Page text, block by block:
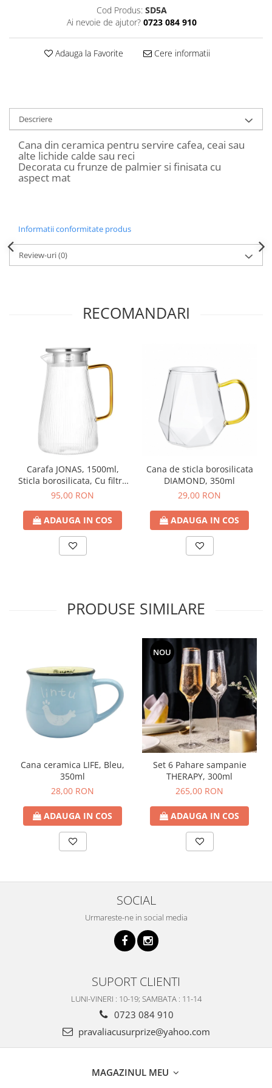
Sweet Wonderland
Crengute Decorative
Decoratiuni Muzicale
Felicitari, Cutii si Pungi de Cadou
Cod Produs: SD5A
Ai nevoie de ajutor? 0723 084 910
Adauga la Favorite Cere informatii
Descriere
Cana din ceramica pentru servire cafea, ceai sau
alte lichide calde sau reci
Decorata cu frunze de palmier si finisata cu
aspect mat
Informatii conformitate produs
Review-uri(0)
RECOMANDARI
Carafa JONAS, 1500ml,
Sticla borosilicata, Cu filtru
si capac
95,00 RON
ADAUGA IN COS
Cana de sticla borosilicata
DIAMOND, 350ml
29,00 RON
ADAUGA IN COS
PRODUSE SIMILARE
Cana ceramica LIFE, Bleu,
350ml
28,00 RON
ADAUGA IN COS
NOU
Set 6 Pahare sampanie
THERAPY, 300ml
265,00 RON
ADAUGA IN COS
SOCIAL
Urmareste-ne in social media
SUPORT CLIENTI
LUNI-VINERI : 10-19; SAMBATA : 11-14
0723 084 910
pravaliacusurprize@yahoo.com
MAGAZINUL MEU